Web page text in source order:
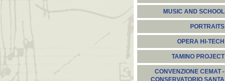
MUSIC AND SCHOOL
PORTRAITS
OPERA HI-TECH
TAMINO PROJECT
CONVENZIONE CEMAT -
CONSERVATORIO SANTA